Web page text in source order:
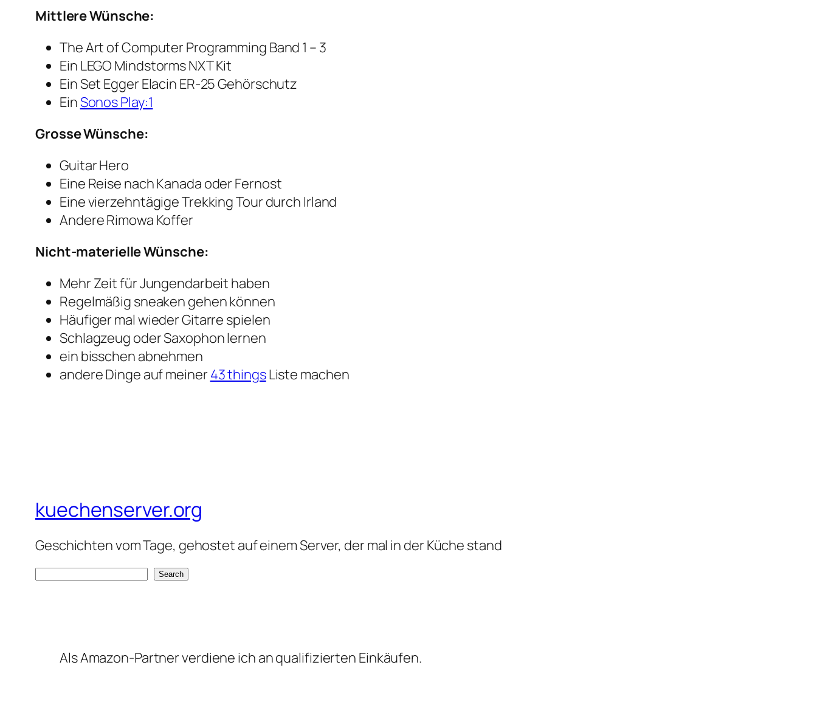
Mittlere Wünsche:
The Art of Computer Programming Band 1 – 3
Ein LEGO Mindstorms NXT Kit
Ein Set Egger Elacin ER-25 Gehörschutz
EinSonos Play:1
Grosse Wünsche:
Guitar Hero
Eine Reise nach Kanada oder Fernost
Eine vierzehntägige Trekking Tour durch Irland
Andere Rimowa Koffer
Nicht-materielle Wünsche:
Mehr Zeit für Jungendarbeit haben
Regelmäßig sneaken gehen können
Häufiger mal wieder Gitarre spielen
Schlagzeug oder Saxophon lernen
ein bisschen abnehmen
andere Dinge auf meiner 43 thingsListe machen
kuechenserver.org
Geschichten vom Tage, gehostet auf einem Server, der mal in der Küche stand
S
Search
Als Amazon-Partner verdiene ich an qualifizierten Einkäufen.